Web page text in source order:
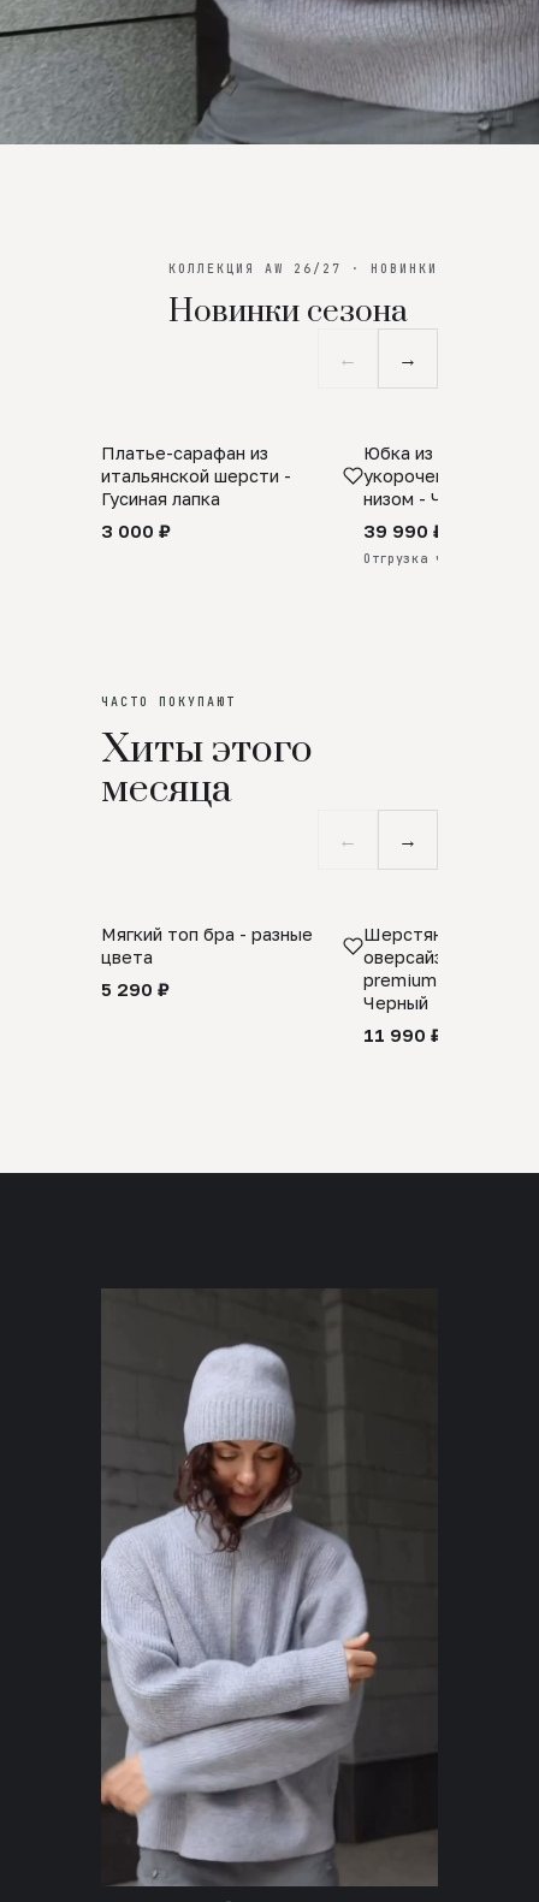
КОЛЛЕКЦИЯ AW 26/27 · НОВИНКИ
Новинки сезона
← →
SALE
Платье-сарафан из
итальянской шерсти -
Гусиная лапка
3 000 ₽
ПРЕДЗАКАЗ
Юбка из
укороченная с
низом - Черный
39 990 ₽
Отгрузка через 25 дней
ЧАСТО ПОКУПАЮТ
Хиты этого
месяца
← →
Мягкий топ бра - разные
цвета
5 290 ₽
Шерстяной свитер
оверсайз 100%
premium merino
Черный
11 990 ₽